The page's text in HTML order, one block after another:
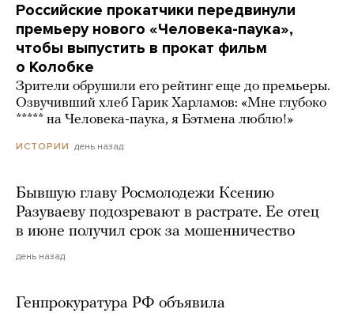
Российские прокатчики передвинули
премьеру нового «Человека-паука»,
чтобы выпустить в прокат фильм
о Колобке
Зрители обрушили его рейтинг еще до премьеры.
Озвучивший хлеб Гарик Харламов: «Мне глубоко
***** на Человека-паука, я Бэтмена люблю!»
ИСТОРИИ день назад
Бывшую главу Росмолодежи Ксению
Разуваеву подозревают в растрате. Ее отец
в июне получил срок за мошенничество
день назад
Генпрокуратура РФ объявила